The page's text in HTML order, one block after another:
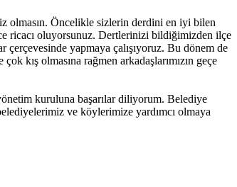
olmasın. Öncelikle sizlerin derdini en iyi bilen
ricacı oluyorsunuz. Dertlerinizi bildiğimizden ilçe
yapmaya çalışıyoruz. Bu dönem de
kış olmasına rağmen arkadaşlarımızın geçe
kuruluna başarılar diliyorum. Belediye
ve köylerimize yardımcı olmaya